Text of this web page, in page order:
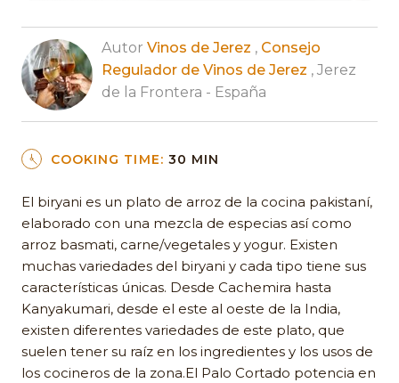
Autor Vinos de Jerez , Consejo
Regulador de Vinos de Jerez , Jerez
de la Frontera - España
COOKING TIME: 30 MIN
El biryani es un plato de arroz de la cocina pakistaní,
elaborado con una mezcla de especias así como
arroz basmati, carne/vegetales y yogur. Existen
muchas variedades del biryani y cada tipo tiene sus
características únicas. Desde Cachemira hasta
Kanyakumari, desde el este al oeste de la India,
existen diferentes variedades de este plato, que
suelen tener su raíz en los ingredientes y los usos de
los cocineros de la zona.El Palo Cortado potencia en